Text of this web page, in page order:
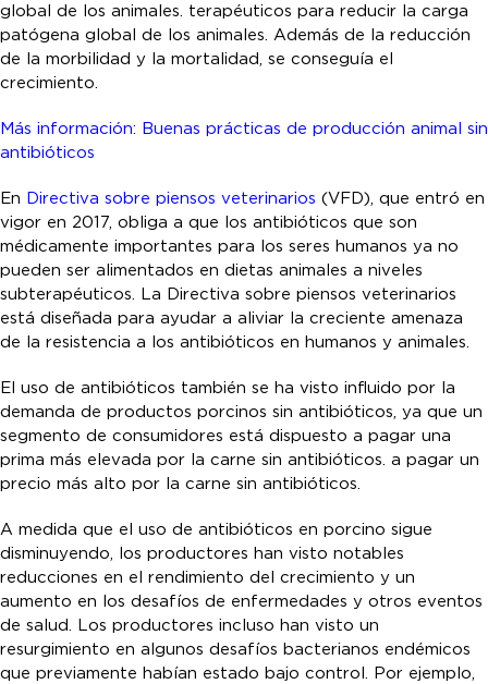
global de los animales. terapéuticos para reducir la carga
patógena global de los animales. Además de la reducción
de la morbilidad y la mortalidad, se conseguía el
crecimiento.
Más información: Buenas prácticas de producción animal sin
antibióticos
En Directiva sobre piensos veterinarios (VFD), que entró en
vigor en 2017, obliga a que los antibióticos que son
médicamente importantes para los seres humanos ya no
pueden ser alimentados en dietas animales a niveles
subterapéuticos. La Directiva sobre piensos veterinarios
está diseñada para ayudar a aliviar la creciente amenaza
de la resistencia a los antibióticos en humanos y animales.
El uso de antibióticos también se ha visto influido por la
demanda de productos porcinos sin antibióticos, ya que un
segmento de consumidores está dispuesto a pagar una
prima más elevada por la carne sin antibióticos. a pagar un
precio más alto por la carne sin antibióticos.
A medida que el uso de antibióticos en porcino sigue
disminuyendo, los productores han visto notables
reducciones en el rendimiento del crecimiento y un
aumento en los desafíos de enfermedades y otros eventos
de salud. Los productores incluso han visto un
resurgimiento en algunos desafíos bacterianos endémicos
que previamente habían estado bajo control. Por ejemplo,